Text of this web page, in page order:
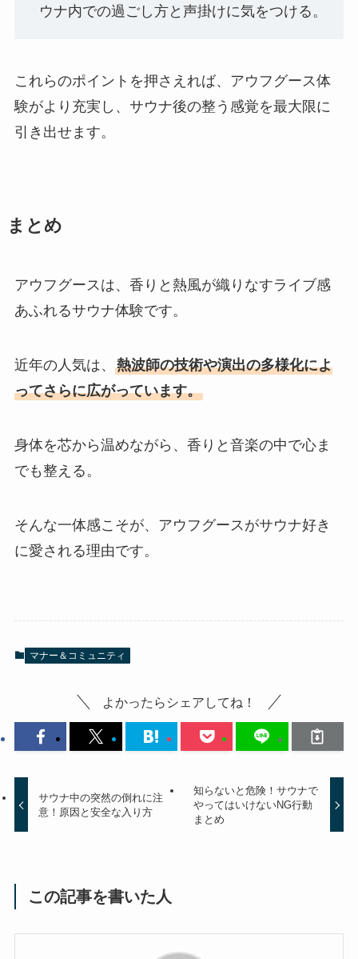
ウナ内での過ごし方と声掛けに気をつける。
これらのポイントを押さえれば、アウフグース体
験がより充実し、サウナ後の整う感覚を最大限に
引き出せます。
まとめ
アウフグースは、香りと熱風が織りなすライブ感
あふれるサウナ体験です。
近年の人気は、 熱波師の技術や演出の多様化によ
ってさらに広がっています。
身体を芯から温めながら、香りと音楽の中で心ま
でも整える。
そんな一体感こそが、アウフグースがサウナ好き
に愛される理由です。
マナー＆コミュニティ
よかったらシェアしてね！
サウナ中の突然の倒れに注
意！原因と安全な入り方
知らないと危険！サウナで
やってはいけないNG行動
まとめ
この記事を書いた人